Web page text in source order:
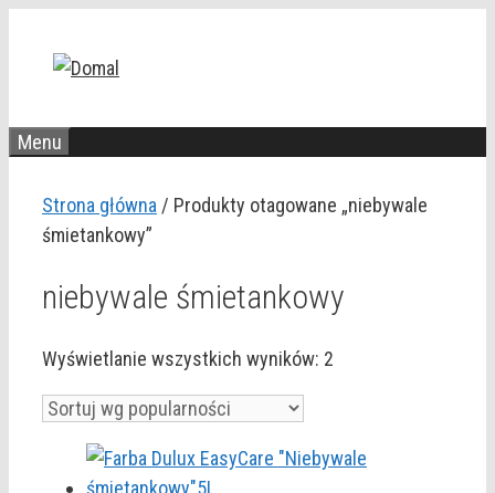
Menu
Strona główna / Produkty otagowane „niebywale
śmietankowy”
niebywale śmietankowy
Wyświetlanie wszystkich wyników: 2